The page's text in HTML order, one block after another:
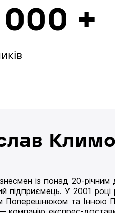
+
із понад 20-
підприємець. У 2001
Поперешнюком та Інною